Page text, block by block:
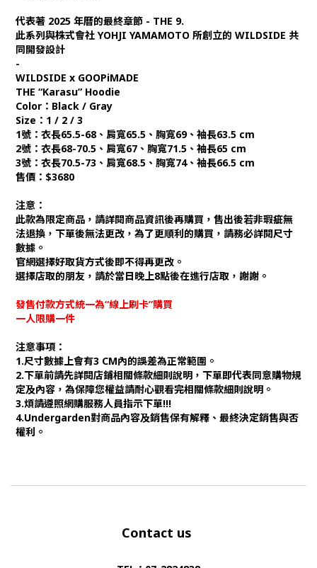
代表著 2025 年曆的最終章節 - THE 9.
此系列與株式會社 YOHJI YAMAMOTO 所創立的 WILDSIDE 共
同開發設計
-
WILDSIDE x GOOPiMADE
THE “Karasu” Hoodie
Color：Black / Gray
Size：1 / 2 / 3
1號：衣長65.5-68、肩寬65.5、胸寬69、袖長63.5 cm
2號：衣長68-70.5、肩寬67、胸寬71.5、袖長65 cm
3號：衣長70.5-73、肩寬68.5、胸寬74、袖長66.5 cm
售價：$3680
注意：
此款為限定商品，請詳閱商品資訊後再購買，售出後若非瑕疵無
法退換，下單後無法更改，為了更順利的購買，請務必詳閱尺寸
數據。
官網選擇好取貨方式後即不得再更改。
選擇店取的朋友，請於當日晚上8點後在進行店取，謝謝。
發售付款方式統一為“線上刷卡”購買
一人限購一件
注意事項：
1.尺寸數據上會有3 CM內的誤差為正常範圍。
2.下單前請先詳閱店鋪相關條款細則說明，下單即代表同意購物規
定及內容，為保障您權益請耐心觀看完相關條款細則說明。
3.煩請遵照網購服務人員指示下單!!!
4.Undergarden對商品內容及銷售保有解釋、最終決定銷售與否
權利。
Contact us